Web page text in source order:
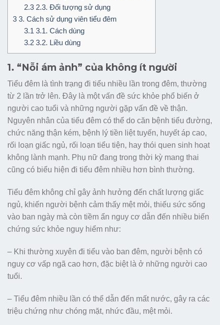
2.32.3. Đối tượng sử dụng
3 3. Cách sử dụng viên tiểu đêm
3.1 3.1. Cách dùng
3.23.2. Liều dùng
1. “Nỗi ám ảnh” của không ít người
Tiểu đêm là tình trạng đi tiểu nhiều lần trong đêm, thường
từ 2 lần trở lên. Đây là một vấn đề sức khỏe phổ biến ở
người cao tuổi và những người gặp vấn đề về thận.
Nguyên nhân của tiểu đêm có thể do căn bệnh tiểu đường,
chức năng thận kém, bệnh lý tiền liệt tuyến, huyết áp cao,
rối loạn giấc ngủ, rối loạn tiểu tiện, hay thói quen sinh hoạt
không lành mạnh. Phụ nữ đang trong thời kỳ mang thai
cũng có biểu hiện đi tiểu đêm nhiều hơn bình thường.
Tiểu đêm không chỉ gây ảnh hưởng đến chất lượng giấc
ngủ, khiến người bệnh cảm thấy mệt mỏi, thiếu sức sống
vào ban ngày mà còn tiềm ẩn nguy cơ dẫn đến nhiều biến
chứng sức khỏe nguy hiểm như:
– Khi thường xuyên đi tiểu vào ban đêm, người bệnh có
nguy cơ vấp ngã cao hơn, đặc biệt là ở những người cao
tuổi.
– Tiểu đêm nhiều lần có thể dẫn đến mất nước, gây ra các
triệu chứng như chóng mặt, nhức đầu, mệt mỏi.